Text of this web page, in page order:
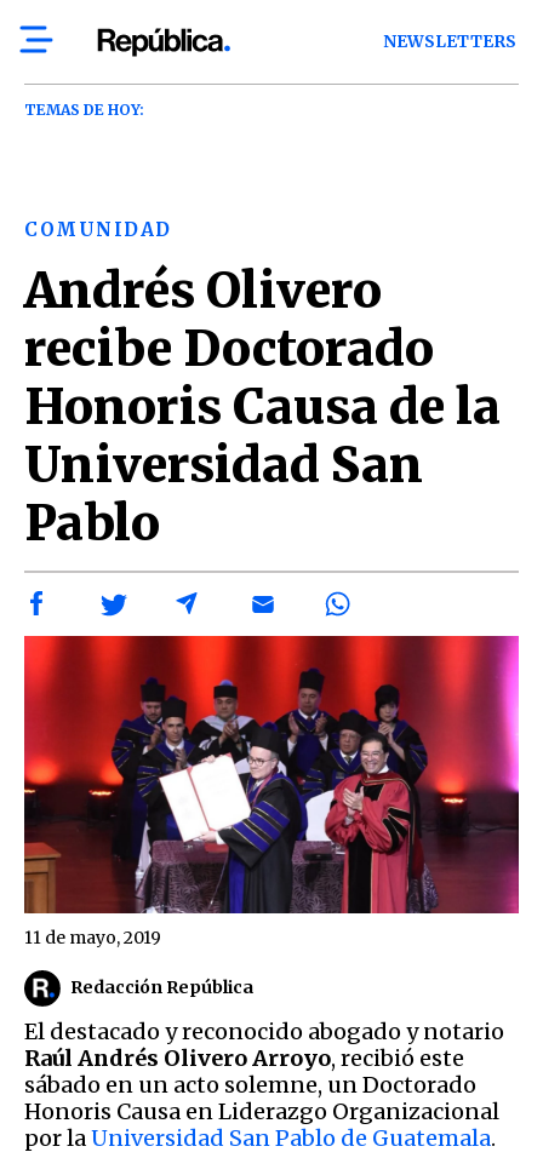
NEWSLETTERS
TEMAS DE HOY:
COMUNIDAD
Andrés Olivero
recibe Doctorado
Honoris Causa de la
Universidad San
Pablo
Redacción República
11 de mayo, 2019
El destacado y reconocido abogado y notario
Raúl Andrés Olivero Arroyo, recibió este
sábado en un acto solemne, un Doctorado
Honoris Causa en Liderazgo Organizacional
por laUniversidad San Pablo de Guatemala.